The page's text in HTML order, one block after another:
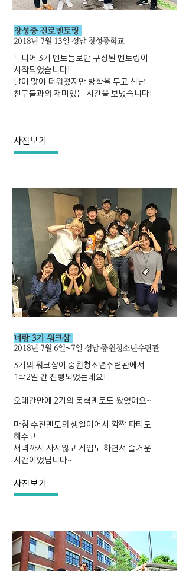
창성중 진로멘토링
2018년 7월 13일 성남 창성중학교
드디어 3기 멘토들로만 구성된 멘토링이
시작되었습니다!
날이 많이 더워졌지만 방학을 두고 신난
친구들과의 재미있는 시간을 보냈습니다!
사진보기
너랑 3기 워크샵
2018년 7월 6일~7일 성남 중원청소년수련관
3기의 워크샵이 중원청소년수련관에서
1박2일 간 진행되었는데요!
오래간만에 2기의 동혁멘토도 왔었어요~
마침 수진멘토의 생일이어서 깜짝 파티도
해주고
새벽까지 자지않고 게임도 하면서 즐거운
시간이었답니다~
사진보기